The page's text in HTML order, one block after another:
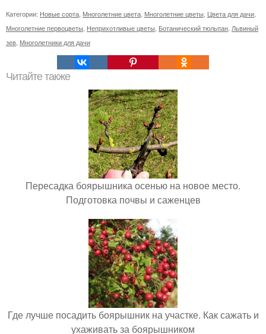
Категории: Новые сорта Многолетние цвета Многолетние цветы Цвета для дачи
Многолетние первоцветы Неприхотливые цветы Ботанический тюльпан Львиный
зев Многолетники для дачи
Читайте также
Пересадка боярышника осенью на новое место.
Подготовка почвы и саженцев
Где лучше посадить боярышник на участке. Как сажать и
ухаживать за боярышником